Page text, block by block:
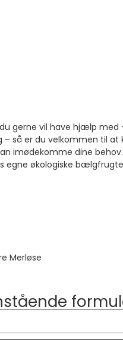
gerne vil have hjælp
så er du velkommen til at
imødekomme dine
egne økologiske
Merløse